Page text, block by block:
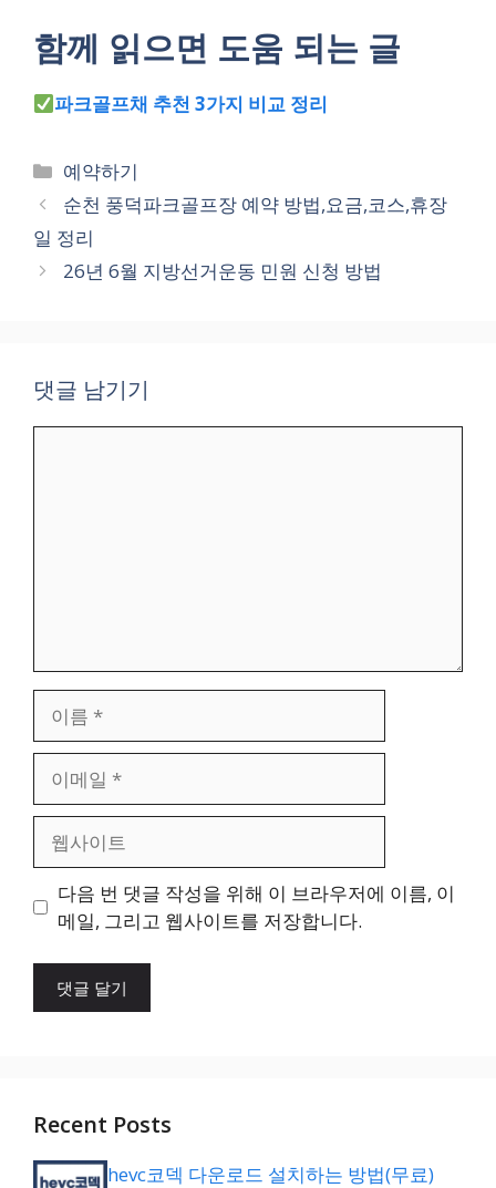
함께 읽으면 도움 되는 글
파크골프채 추천 3가지 비교 정리
카
테
리
예약하기
순천 풍덕파크골프장 예약 방법,요금,코스,휴장
일 정리
26년 6월 지방선거운동 민원 신청 방법
댓글 남기기
일
트
다음 번 댓글 작성을 위해 이 브라우저에 이름, 이
메일, 그리고 웹사이트를 저장합니다.
Recent Posts
hevc코덱 다운로드 설치하는 방법(무료)